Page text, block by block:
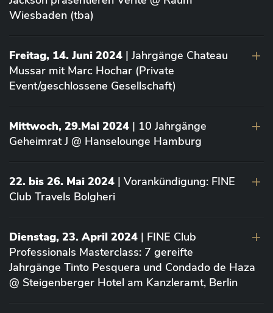
Wiesbaden (tba)
Freitag, 14. Juni 2024 | Jahrgänge Chateau
Mussar mit Marc Hochar (Private
Event/geschlossene Gesellschaft)
Mittwoch, 29.Mai 2024 | 10 Jahrgänge
Geheimrat J @ Hanselounge Hamburg
22. bis 26. Mai 2024 | Vorankündigung: FINE
Club Travels Bolgheri
Dienstag, 23. April 2024 | FINE Club
Professionals Masterclass: 7 gereifte
Jahrgänge Tinto Pesquera und Condado de Haza
@ Steigenberger Hotel am Kanzleramt, Berlin